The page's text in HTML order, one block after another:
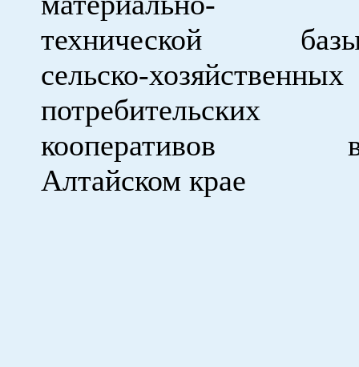
технической
сельско-хозяйственных
потребительских
кооперативов
Алтайском крае